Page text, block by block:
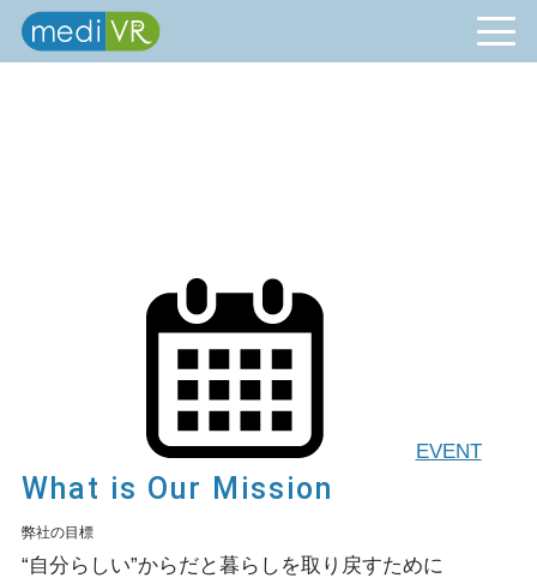
EVENT
What is Our Mission
弊社の目標
“自分らしい”からだと暮らしを取り戻すために